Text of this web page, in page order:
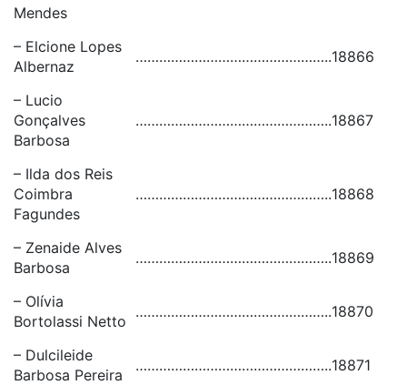
Mendes
– Elcione Lopes
Albernaz
…………………………………………..18866
– Lucio
Gonçalves
Barbosa
…………………………………………..18867
– Ilda dos Reis
Coimbra
Fagundes
…………………………………………..18868
– Zenaide Alves
Barbosa
…………………………………………..18869
– Olívia
Bortolassi Netto
…………………………………………..18870
– Dulcileide
Barbosa Pereira
…………………………………………..18871